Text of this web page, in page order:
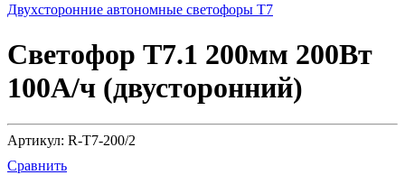
Двухсторонние автономные светофоры Т7
Светофор Т7.1 200мм 200Вт
100А/ч (двусторонний)
Артикул: R-Т7-200/2
Сравнить